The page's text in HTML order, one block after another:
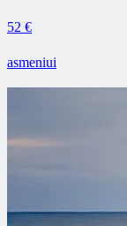
52 €
asmeniui